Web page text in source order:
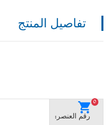
0
تفاصيل المنتج
رقم العنصر: